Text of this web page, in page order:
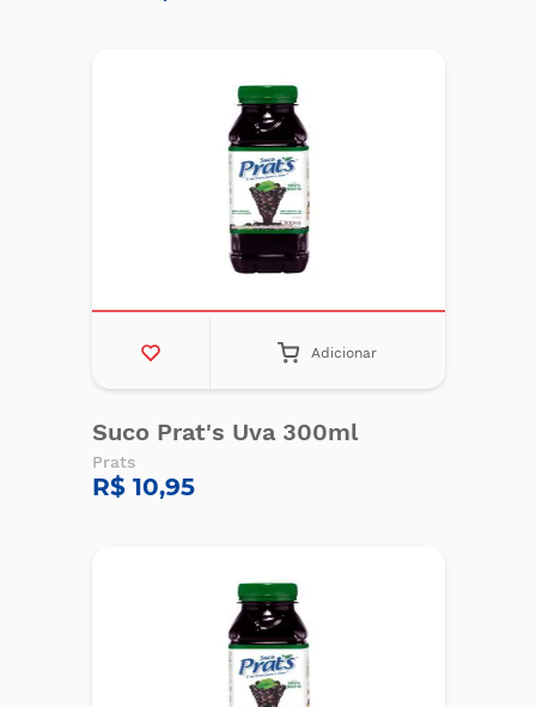
Adicionar
Suco Prat's Uva 300ml
Prats
R$ 10,95